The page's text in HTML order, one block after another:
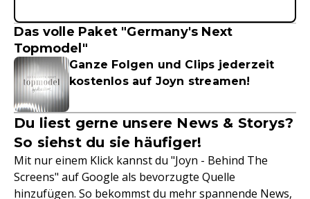
Das volle Paket "Germany's Next
Topmodel"
Ganze Folgen und Clips jederzeit
kostenlos auf Joyn streamen!
Du liest gerne unsere News & Storys?
So siehst du sie häufiger!
Mit nur einem Klick kannst du "Joyn - Behind The
Screens" auf Google als bevorzugte Quelle
hinzufügen. So bekommst du mehr spannende News,